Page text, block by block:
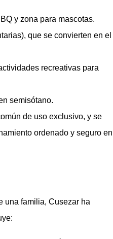
y zona para mascotas.
que se convierten en el
recreativas para
semisótano.
de uso exclusivo, y se
ordenado y seguro en
una familia, Cusezar ha